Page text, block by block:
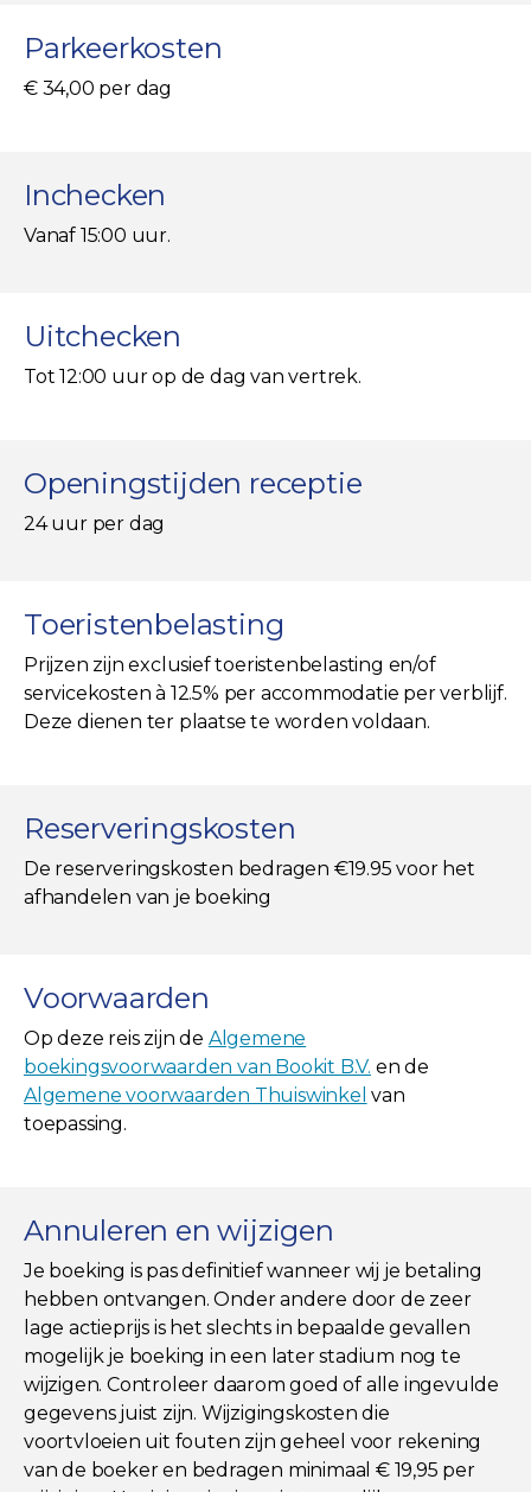
Parkeerkosten
€ 34,00 per dag
Inchecken
Vanaf 15:00 uur.
Uitchecken
Tot 12:00 uur op de dag van vertrek.
Openingstijden receptie
24 uur per dag
Toeristenbelasting
Prijzen zijn exclusief toeristenbelasting en/of
servicekosten à 12.5% per accommodatie per verblijf.
Deze dienen ter plaatse te worden voldaan.
Reserveringskosten
De reserveringskosten bedragen €19.95 voor het
afhandelen van je boeking
Voorwaarden
Op deze reis zijn de Algemene
boekingsvoorwaarden van Bookit B.V. en de
Algemene voorwaarden Thuiswinkel van
toepassing.
Annuleren en wijzigen
Je boeking is pas definitief wanneer wij je betaling
hebben ontvangen. Onder andere door de zeer
lage actieprijs is het slechts in bepaalde gevallen
mogelijk je boeking in een later stadium nog te
wijzigen. Controleer daarom goed of alle ingevulde
gegevens juist zijn. Wijzigingskosten die
voortvloeien uit fouten zijn geheel voor rekening
van de boeker en bedragen minimaal € 19,95 per